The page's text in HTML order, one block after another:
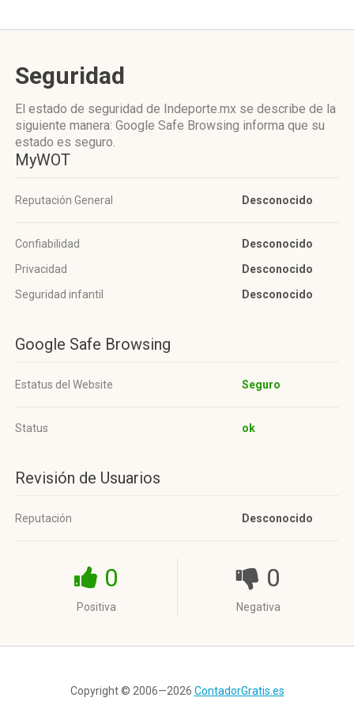
Seguridad
El estado de seguridad de Indeporte.mx se describe de la
siguiente manera: Google Safe Browsing informa que su
estado es seguro.
MyWOT
Reputación General Desconocido
Confiabilidad
Desconocido
Privacidad
Desconocido
Seguridad infantil
Desconocido
Google Safe Browsing
Estatus del Website Seguro
Status ok
Revisión de Usuarios
Reputación Desconocido
0
Positiva
0
Negativa
Copyright © 2006—2026 ContadorGratis.es